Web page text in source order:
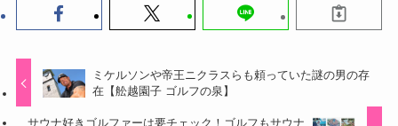
ミケルソンや帝王ニクラスらも頼っていた謎の男の存
在【舩越園子 ゴルフの泉】
サウナ好きゴルファーは要チェック！ゴルフもサウナ